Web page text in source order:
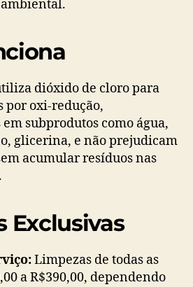
dióxido de cloro para
por oxi-redução,
subprodutos como água,
glicerina, e não prejudicam
acumular resíduos nas
Exclusivas
Limpezas de todas as
a R$390,00, dependendo